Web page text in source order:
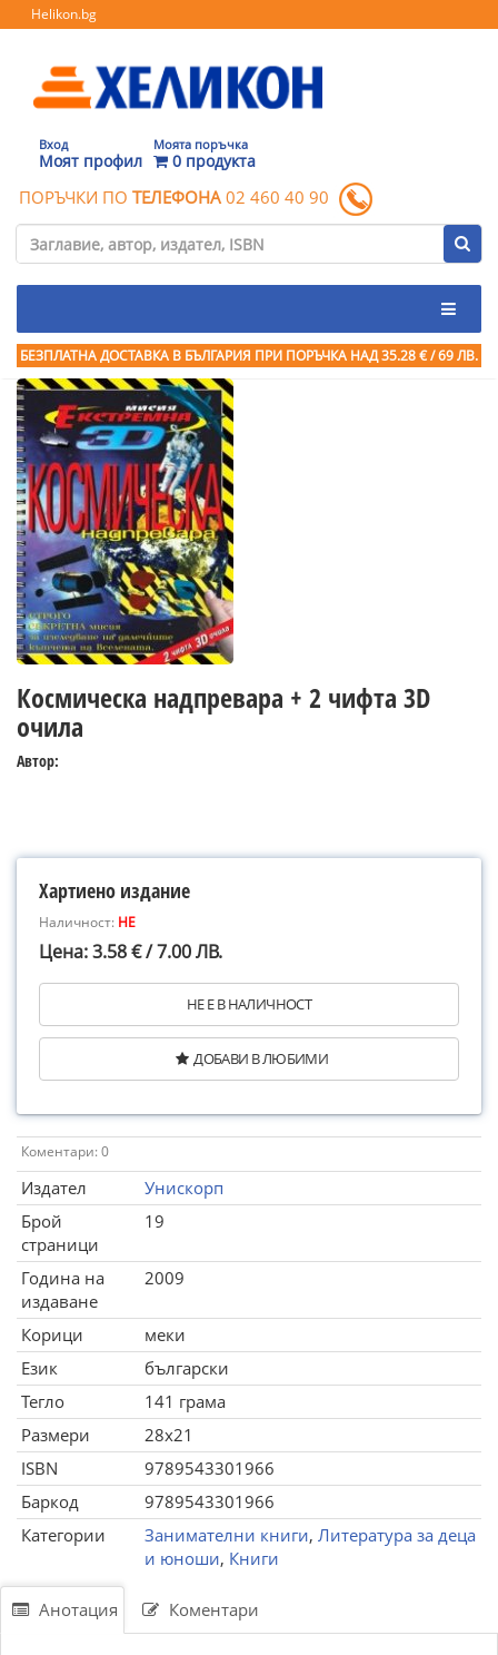
Helikon.bg
Вход
Моят профил
Моята поръчка
0 продукта
ПОРЪЧКИ ПО ТЕЛЕФОНА 02 460 40 90
БЕЗПЛАТНА ДОСТАВКА В БЪЛГАРИЯ ПРИ ПОРЪЧКА НАД 35.28 € / 69 ЛВ.
Космическа надпревара + 2 чифта 3D
очила
Автор:
Хартиено издание
Наличност: НЕ
Цена: 3.58 € / 7.00 ЛВ.
НЕ Е В НАЛИЧНОСТ
ДОБАВИ В ЛЮБИМИ
Коментари: 0
Издател
Унискорп
Брой
страници
19
Година на
издаване
2009
Корици
меки
Език
български
Тегло
141 грама
Размери
28x21
ISBN
9789543301966
Баркод
9789543301966
Категории
Занимателни книги, Литература за деца
и юноши, Книги
Анотация Коментари